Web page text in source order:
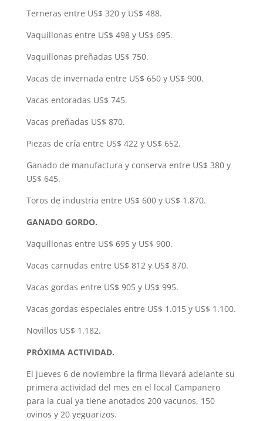
Terneras entre US$ 320 y US$ 488.
Vaquillonas entre US$ 498 y US$ 695.
Vaquillonas preñadas US$ 750.
Vacas de invernada entre US$ 650 y US$ 900.
Vacas entoradas US$ 745.
Vacas preñadas US$ 870.
Piezas de cría entre US$ 422 y US$ 652.
Ganado de manufactura y conserva entre US$ 380 y
US$ 645.
Toros de industria entre US$ 600 y US$ 1.870.
GANADO GORDO.
Vaquillonas entre US$ 695 y US$ 900.
Vacas carnudas entre US$ 812 y US$ 870.
Vacas gordas entre US$ 905 y US$ 995.
Vacas gordas especiales entre US$ 1.015 y US$ 1.100.
Novillos US$ 1.182.
PRÓXIMA ACTIVIDAD.
El jueves 6 de noviembre la firma llevará adelante su
primera actividad del mes en el local Campanero
para la cual ya tiene anotados 200 vacunos, 150
ovinos y 20 yeguarizos.